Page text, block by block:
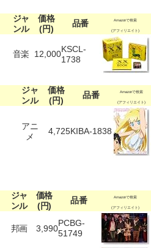
ジャ
ンル
価格
(円)
品番 Amazonで検索
(アフィリエイト)
音楽 12,000KSCL-
1738
ジャ
ンル
価格
(円)
品番 Amazonで検索
(アフィリエイト)
アニ
メ
4,725KIBA-1838
ジャ
ンル
価格
(円)
品番 Amazonで検索
(アフィリエイト)
邦画 3,990
PCBG-
51749